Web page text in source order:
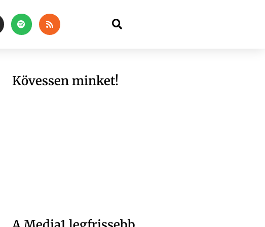
Kövessen minket!